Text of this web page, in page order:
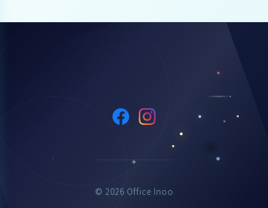
© 2026 Office Inoo